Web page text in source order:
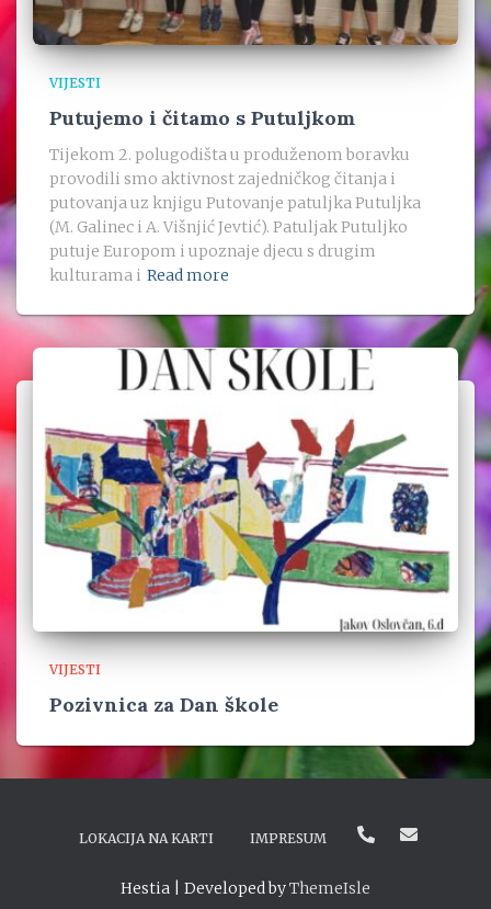
VIJESTI
Putujemo i čitamo s Putuljkom
Tijekom 2. polugodišta u produženom boravku
provodili smo aktivnost zajedničkog čitanja i
putovanja uz knjigu Putovanje patuljka Putuljka
(M. Galinec i A. Višnjić Jevtić). Patuljak Putuljko
putuje Europom i upoznaje djecu s drugim
kulturama i Read more
VIJESTI
Pozivnica za Dan škole
LOKACIJA NA KARTI IMPRESUM
Hestia | Developed byThemeIsle